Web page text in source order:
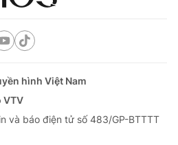
hình Việt Nam
VTV
và báo điện tử số 483/GP-BTTTT